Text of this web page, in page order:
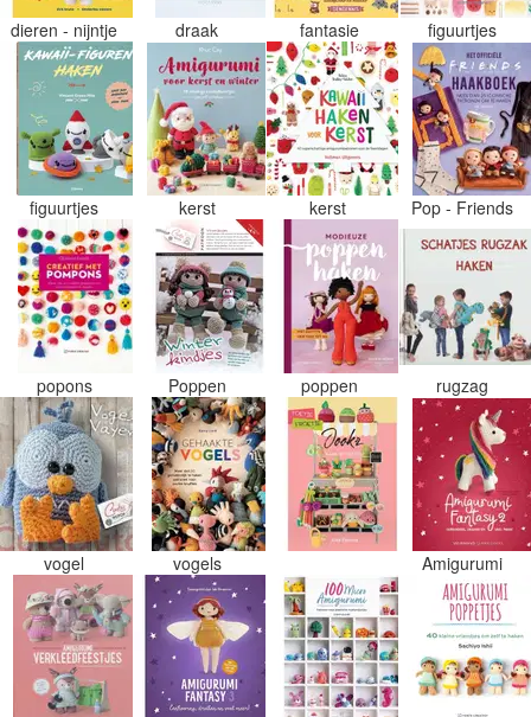
dieren - nijntje draak fantasie figuurtjes
figuurtjes kerst kerst Pop - Friends
popons Poppen poppen rugzag
vogel vogels Amigurumi